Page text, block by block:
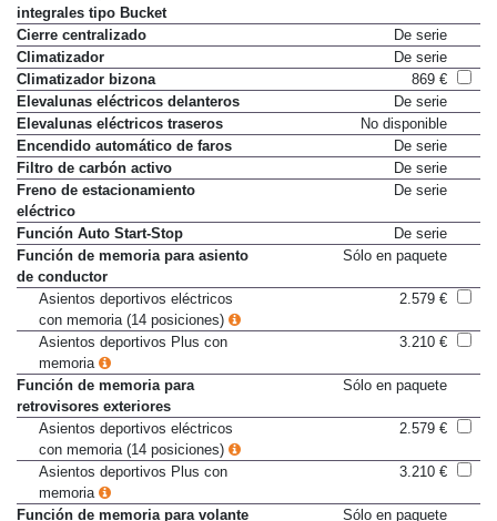
Asientos deportivos envolventes
integrales tipo Bucket
Cierre centralizado
De serie
Climatizador
De serie
Climatizador bizona
869 €
Elevalunas eléctricos delanteros
De serie
Elevalunas eléctricos traseros
No disponible
Encendido automático de faros
De serie
Filtro de carbón activo
De serie
Freno de estacionamiento
eléctrico
Función Auto Start-Stop
De serie
Función de memoria para asiento
de conductor
Asientos deportivos eléctricos
con memoria (14 posiciones)
Asientos deportivos Plus con
memoria
Función de memoria para
retrovisores exteriores
Asientos deportivos eléctricos
con memoria (14 posiciones)
Asientos deportivos Plus con
memoria